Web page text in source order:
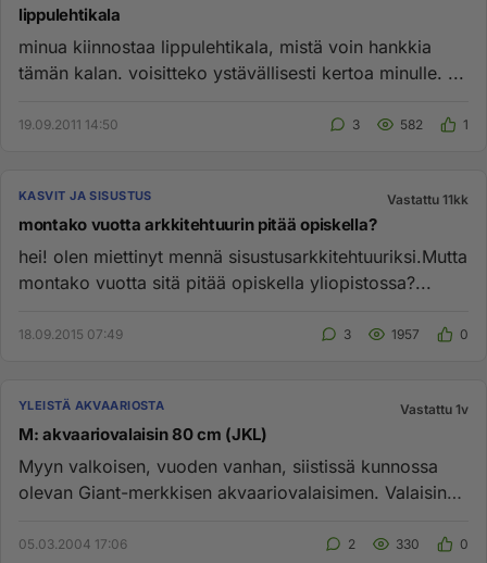
lippulehtikala
minua kiinnostaa lippulehtikala, mistä voin hankkia
tämän kalan. voisitteko ystävällisesti kertoa minulle. ...
19.09.2011 14:50 3 582 1
KASVIT JA SISUSTUS Vastattu 11kk
montako vuotta arkkitehtuurin pitää opiskella?
hei! olen miettinyt mennä sisustusarkkitehtuuriksi.Mutta
montako vuotta sitä pitää opiskella yliopistossa?...
18.09.2015 07:49 3 1957 0
YLEISTÄ AKVAARIOSTA Vastattu 1v
M: akvaariovalaisin 80 cm (JKL)
Myyn valkoisen, vuoden vanhan, siistissä kunnossa
olevan Giant-merkkisen akvaariovalaisimen. Valaisin
05.03.2004 17:06 2 330 0